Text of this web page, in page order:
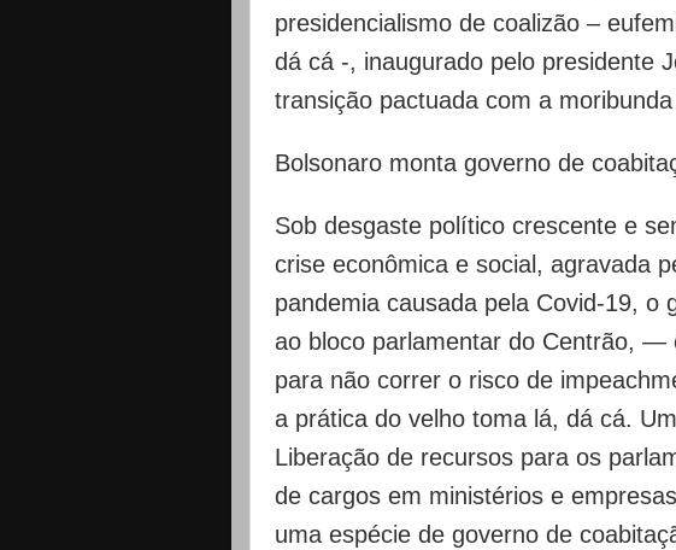
presidencialismo de coalizão –
dá cá -, inaugurado pelo presidente
transição pactuada com a
Bolsonaro monta governo de
Sob desgaste político crescente e
crise econômica e social, agravada
pandemia causada pela Covid-19, o
ao bloco parlamentar do Centrão, —
para não correr o risco de
a prática do velho toma lá, dá cá.
Liberação de recursos para os
de cargos em ministérios e
uma espécie de governo de